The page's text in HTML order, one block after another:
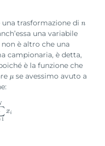
trasformazione di n
n
una variabile
è altro che una
campionaria, è detta,
è la funzione che
μ
μ se avessimo avuto a
1
xi
Nxi